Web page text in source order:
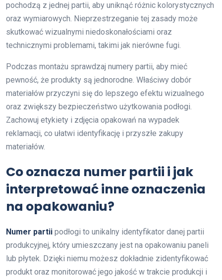
pochodzą z jednej partii, aby uniknąć różnic kolorystycznych
oraz wymiarowych. Nieprzestrzeganie tej zasady może
skutkować wizualnymi niedoskonałościami oraz
technicznymi problemami, takimi jak nierówne fugi.
Podczas montażu sprawdzaj numery partii, aby mieć
pewność, że produkty są jednorodne. Właściwy dobór
materiałów przyczyni się do lepszego efektu wizualnego
oraz zwiększy bezpieczeństwo użytkowania podłogi.
Zachowuj etykiety i zdjęcia opakowań na wypadek
reklamacji, co ułatwi identyfikację i przyszłe zakupy
materiałów.
Co oznacza numer partii i jak
interpretować inne oznaczenia
na opakowaniu?
Numer partii podłogi to unikalny identyfikator danej partii
produkcyjnej, który umieszczany jest na opakowaniu paneli
lub płytek. Dzięki niemu możesz dokładnie zidentyfikować
produkt oraz monitorować jego jakość w trakcie produkcji i